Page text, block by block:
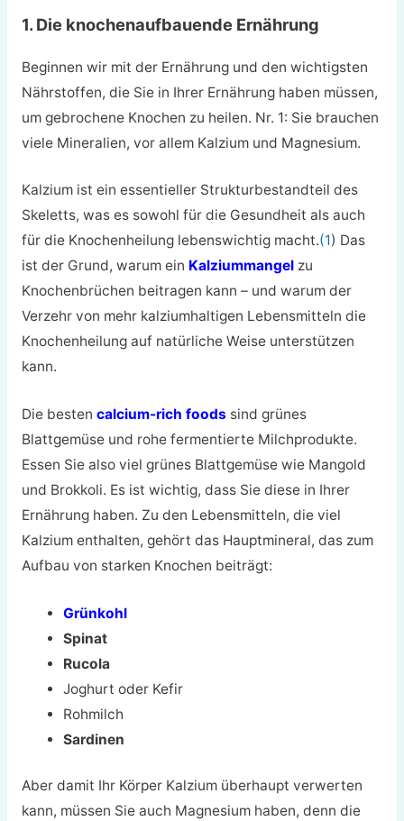
1. Die knochenaufbauende Ernährung
Beginnen wir mit der Ernährung und den wichtigsten
Nährstoffen, die Sie in Ihrer Ernährung haben müssen,
um gebrochene Knochen zu heilen. Nr. 1: Sie brauchen
viele Mineralien, vor allem Kalzium und Magnesium.
Kalzium ist ein essentieller Strukturbestandteil des
Skeletts, was es sowohl für die Gesundheit als auch
für die Knochenheilung lebenswichtig macht.(1) Das
ist der Grund, warum ein Kalziummangelzu
Knochenbrüchen beitragen kann – und warum der
Verzehr von mehr kalziumhaltigen Lebensmitteln die
Knochenheilung auf natürliche Weise unterstützen
kann.
Die besten calcium-rich foodssind grünes
Blattgemüse und rohe fermentierte Milchprodukte.
Essen Sie also viel grünes Blattgemüse wie Mangold
und Brokkoli. Es ist wichtig, dass Sie diese in Ihrer
Ernährung haben. Zu den Lebensmitteln, die viel
Kalzium enthalten, gehört das Hauptmineral, das zum
Aufbau von starken Knochen beiträgt:
Grünkohl
Spinat
Rucola
Joghurt oder Kefir
Rohmilch
Sardinen
Aber damit Ihr Körper Kalzium überhaupt verwerten
kann, müssen Sie auch Magnesium haben, denn die